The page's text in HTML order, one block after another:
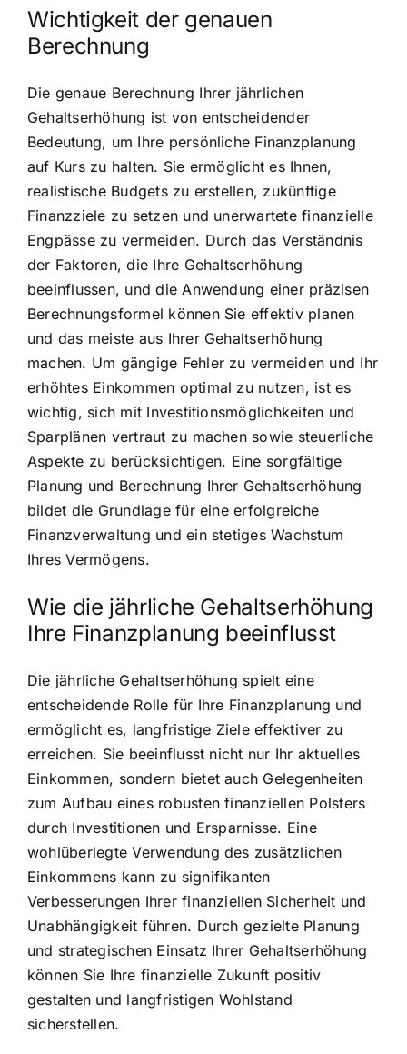
Wichtigkeit der genauen
Berechnung
Die genaue Berechnung Ihrer jährlichen
Gehaltserhöhung ist von entscheidender
Bedeutung, um Ihre persönliche Finanzplanung
auf Kurs zu halten. Sie ermöglicht es Ihnen,
realistische Budgets zu erstellen, zukünftige
Finanzziele zu setzen und unerwartete finanzielle
Engpässe zu vermeiden. Durch das Verständnis
der Faktoren, die Ihre Gehaltserhöhung
beeinflussen, und die Anwendung einer präzisen
Berechnungsformel können Sie effektiv planen
und das meiste aus Ihrer Gehaltserhöhung
machen. Um gängige Fehler zu vermeiden und Ihr
erhöhtes Einkommen optimal zu nutzen, ist es
wichtig, sich mit Investitionsmöglichkeiten und
Sparplänen vertraut zu machen sowie steuerliche
Aspekte zu berücksichtigen. Eine sorgfältige
Planung und Berechnung Ihrer Gehaltserhöhung
bildet die Grundlage für eine erfolgreiche
Finanzverwaltung und ein stetiges Wachstum
Ihres Vermögens.
Wie die jährliche Gehaltserhöhung
Ihre Finanzplanung beeinflusst
Die jährliche Gehaltserhöhung spielt eine
entscheidende Rolle für Ihre Finanzplanung und
ermöglicht es, langfristige Ziele effektiver zu
erreichen. Sie beeinflusst nicht nur Ihr aktuelles
Einkommen, sondern bietet auch Gelegenheiten
zum Aufbau eines robusten finanziellen Polsters
durch Investitionen und Ersparnisse. Eine
wohlüberlegte Verwendung des zusätzlichen
Einkommens kann zu signifikanten
Verbesserungen Ihrer finanziellen Sicherheit und
Unabhängigkeit führen. Durch gezielte Planung
und strategischen Einsatz Ihrer Gehaltserhöhung
können Sie Ihre finanzielle Zukunft positiv
gestalten und langfristigen Wohlstand
sicherstellen.